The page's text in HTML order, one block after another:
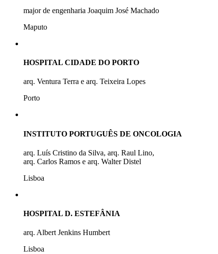
major de engenharia Joaquim José Machado
Maputo
HOSPITAL CIDADE DO PORTO
arq. Ventura Terra e arq. Teixeira Lopes
Porto
INSTITUTO PORTUGUÊS DE ONCOLOGIA
arq. Luís Cristino da Silva, arq. Raul Lino,
arq. Carlos Ramos e arq. Walter Distel
Lisboa
HOSPITAL D. ESTEFÂNIA
arq. Albert Jenkins Humbert
Lisboa